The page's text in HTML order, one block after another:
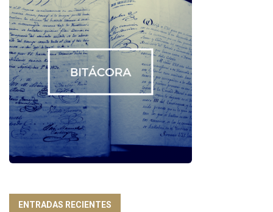
ENTRADAS RECIENTES